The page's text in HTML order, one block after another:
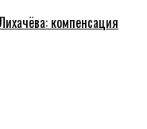
компенсация